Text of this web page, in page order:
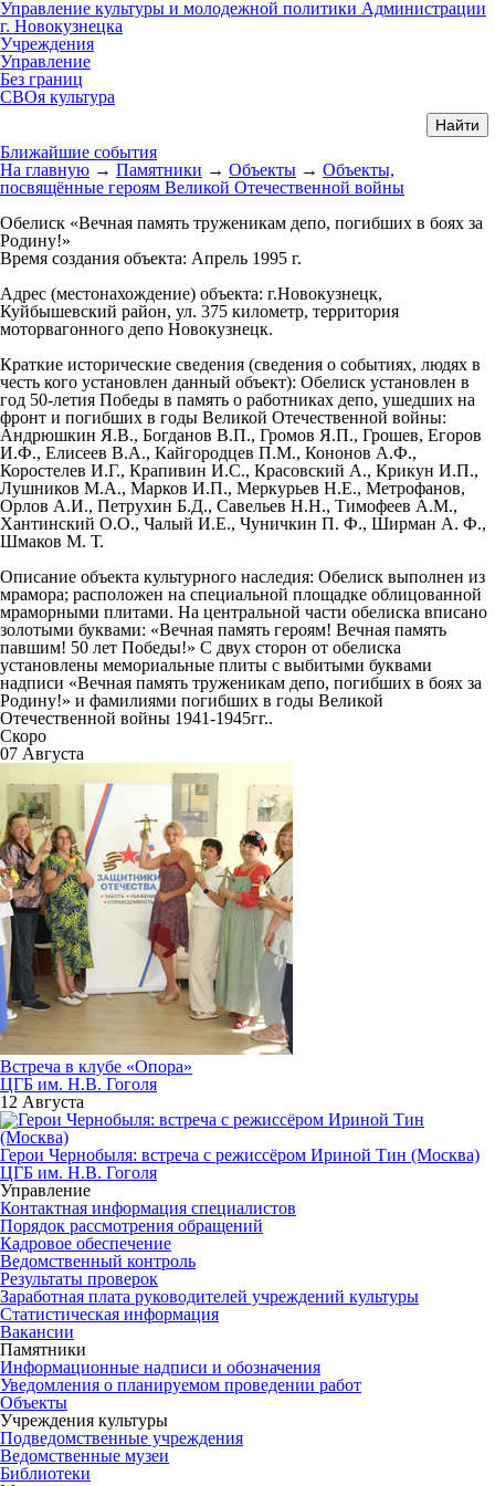
Управление культуры и молодежной политики Администрации
г. Новокузнецка
Учреждения
Управление
Без границ
СВОя культура
Ближайшие события
На главную → Памятники → Объекты → Объекты,
посвящённые героям Великой Отечественной войны
Обелиск «Вечная память труженикам депо, погибших в боях за
Родину!»
Время создания объекта: Апрель 1995 г.
Адрес (местонахождение) объекта: г.Новокузнецк,
Куйбышевский район, ул. 375 километр, территория
моторвагонного депо Новокузнецк.
Краткие исторические сведения (сведения о событиях, людях в
честь кого установлен данный объект): Обелиск установлен в
год 50-летия Победы в память о работниках депо, ушедших на
фронт и погибших в годы Великой Отечественной войны:
Андрюшкин Я.В., Богданов В.П., Громов Я.П., Грошев, Егоров
И.Ф., Елисеев В.А., Кайгородцев П.М., Кононов А.Ф.,
Коростелев И.Г., Крапивин И.С., Красовский А., Крикун И.П.,
Лушников М.А., Марков И.П., Меркурьев Н.Е., Метрофанов,
Орлов А.И., Петрухин Б.Д., Савельев Н.Н., Тимофеев А.М.,
Хантинский О.О., Чалый И.Е., Чуничкин П. Ф., Ширман А. Ф.,
Шмаков М. Т.
Описание объекта культурного наследия: Обелиск выполнен из
мрамора; расположен на специальной площадке облицованной
мраморными плитами. На центральной части обелиска вписано
золотыми буквами: «Вечная память героям! Вечная память
павшим! 50 лет Победы!» С двух сторон от обелиска
установлены мемориальные плиты с выбитыми буквами
надписи «Вечная память труженикам депо, погибших в боях за
Родину!» и фамилиями погибших в годы Великой
Отечественной войны 1941-1945гг..
Скоро
07 Августа
Встреча в клубе «Опора»
ЦГБ им. Н.В. Гоголя
12 Августа
Герои Чернобыля: встреча с режиссёром Ириной Тин (Москва)
ЦГБ им. Н.В. Гоголя
Управление
Контактная информация специалистов
Порядок рассмотрения обращений
Кадровое обеспечение
Ведомственный контроль
Результаты проверок
Заработная плата руководителей учреждений культуры
Статистическая информация
Вакансии
Памятники
Информационные надписи и обозначения
Уведомления о планируемом проведении работ
Объекты
Учреждения культуры
Подведомственные учреждения
Ведомственные музеи
Библиотеки